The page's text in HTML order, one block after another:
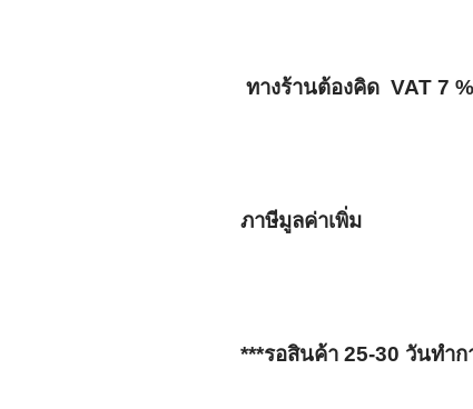
ทางร้านต้องคิด  VAT 7
ภาษีมูลค่าเพิ่ม
***รอสินค้า 25-30 วันทำก